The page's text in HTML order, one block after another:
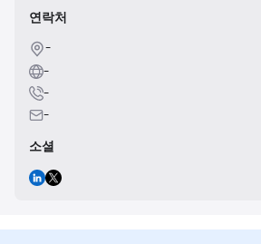
연락처
-
-
-
-
소셜